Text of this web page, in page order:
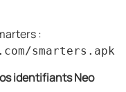
:
smarters.apk
identifiants Neo